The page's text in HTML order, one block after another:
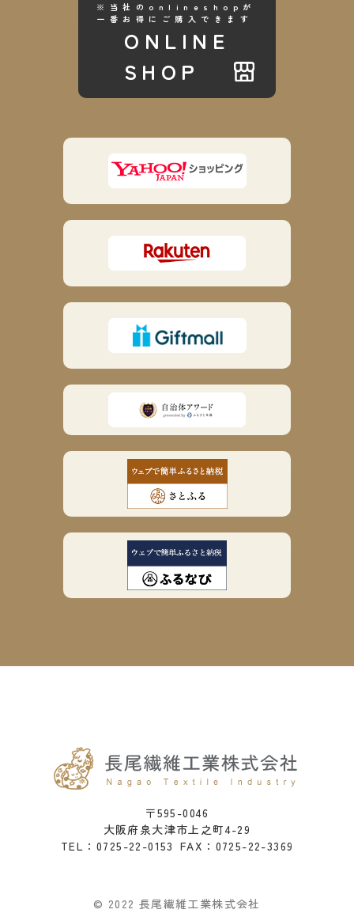
※当社のonlineshopが
一番お得にご購入できます
ONLINE
SHOP
〒595-0046
大阪府泉大津市上之町4-29
TEL： 0725-22-0153 FAX：0725-22-3369
© 2022 長尾繊維工業株式会社